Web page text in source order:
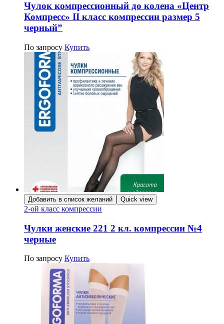
Чулок компрессионный до колена «Центр
Компресс» II класс компрессии размер 5
черный”
По запросу Купить
Добавить в список желаний Quick view
2-ой класс компрессии
Чулки женские 221 2 кл. компрессии №4
черные
По запросу Купить